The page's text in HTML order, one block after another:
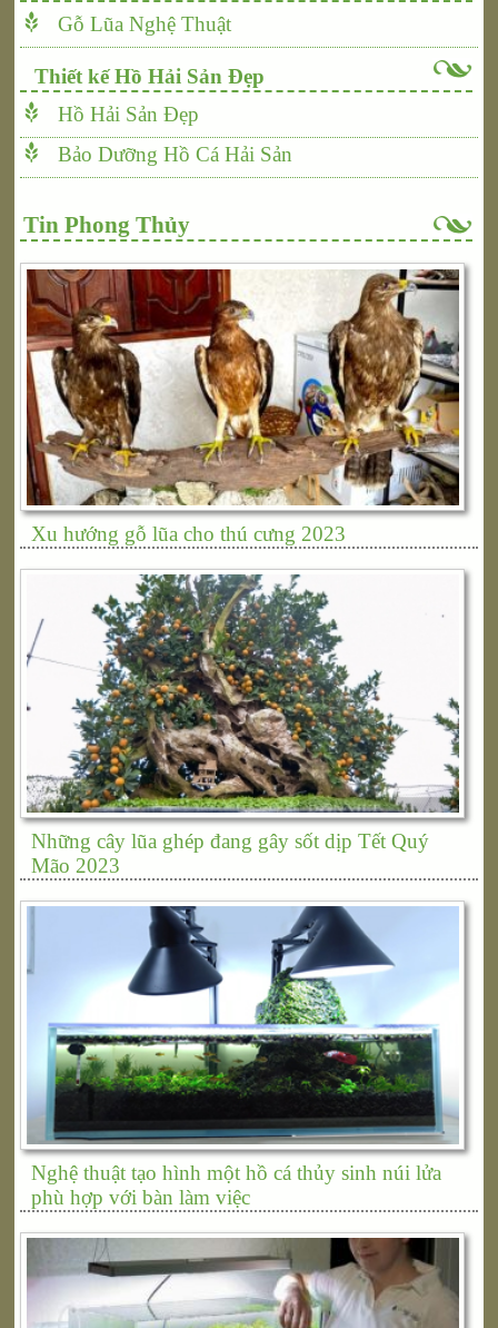
Gỗ Lũa Nghệ Thuật
Thiết kế Hồ Hải Sản Đẹp
Hồ Hải Sản Đẹp
Bảo Dưỡng Hồ Cá Hải Sản
Tin Phong Thủy
Xu hướng gỗ lũa cho thú cưng 2023
Những cây lũa ghép đang gây sốt dịp Tết Quý
Mão 2023
Nghệ thuật tạo hình một hồ cá thủy sinh núi lửa
phù hợp với bàn làm việc